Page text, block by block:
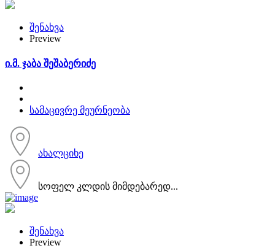
შენახვა
Preview
ი.მ. ჯაბა შეშაბერიძე
სამაცივრე მეურნეობა
ახალციხე
სოფელ კლდის მიმდებარედ...
შენახვა
Preview